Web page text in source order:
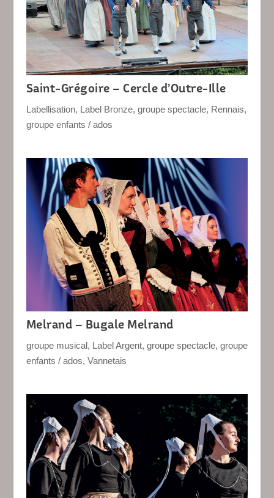
Saint-Grégoire – Cercle d’Outre-Ille
Labellisation, Label Bronze, groupe spectacle, Rennais,
groupe enfants / ados
Melrand – Bugale Melrand
groupe musical, Label Argent, groupe spectacle, groupe
enfants / ados, Vannetais